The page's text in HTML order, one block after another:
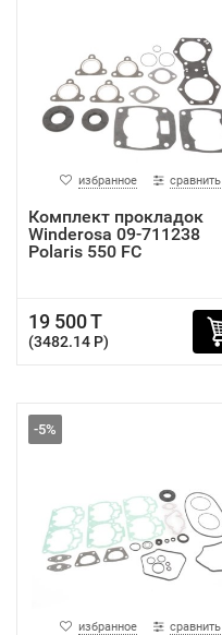
избранное сравнить
Комплект прокладок
Winderosa 09-711238
Polaris 550 FC
19 500 T
(3482.14 P)
-5%
избранное сравнить